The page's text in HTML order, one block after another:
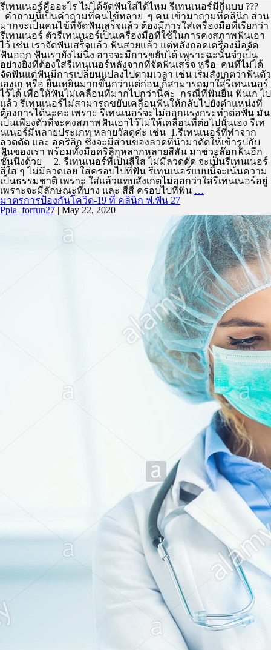
รีเทนเนอร์คืออะไร ไม่ได้จัดฟันใส่ได้ไหม รีเทนเนอร์มีกี่แบบ ???
คำถามนี้เป็นคำถามที่คนไข้หลาย ๆ คน เข้ามาถามที่คลินิก ส่วน
มากจะเป็นคนไข้ที่จัดฟันเสร็จแล้ว ต้องมีการใส่เครื่องมือที่เรียกว่า
รีเทนเนอร์ ตัวรีเทนเนอร์เป็นเครื่องมือที่ใช้ในการคงสภาพฟันเอา
ไว้ เช่น เราจัดฟันเสร็จแล้ว ฟันสวยแล้ว แต่หลังถอดเครื่องมือจัด
ฟันออก ฟันเรายังไม่นิ่ง อาจจะมีการขยับได้ เพราะฉะนั้นจำเป็น
อย่างยิ่งที่ต้องใส่รีเทนเนอร์หลังจากที่จัดฟันเสร็จ หรือ คนที่ไม่ได้
จัดฟันแต่ฟันมีการเปลี่ยนแปลงไปตามเวลา เช่น เริ่มสังเกตว่าฟันตัว
เองเก หรือ ยื่นเหยินมากขึ้นกว่าแต่ก่อน ก็สามารถมาใส่ีรีเทนเนอร์
ไว้ได้ เพื่อให้ฟันไม่เคลือนที่มากไปกว่านี้ค่ะ กรณีที่ฟันยื่น ฟันเก ไป
แล้ว รีเทนเนอร์ไม่สามารถขยับเคลื่อนฟันให้กลับไปยังตำแหน่งที่
ต้องการได้นะคะ เพราะ รีเทนเนอร์จะไม่ออกแรงกระทำต่อฟัน มัน
เป็นเพียงตัวที่จะคงสภาพฟันเอาไว้ไม่ให้เคลื่อนที่ต่อไปนั่นเอง รีเท
นเนอร์มีหลายประเภท หลายวัสดุค่ะ เช่น 1.รีเทนเนอร์ที่ทำจาก
ลวดดัด และ อคริลิก ซึ่งจะมีส่วนของลวดที่นำมาดัดให้เข้ารูปกับ
ฟันของเรา พร้อมทั้งมีอคริลิกหลากหลายสีสัน มาช่วยล๊อกฟันอีก
ชั้นนึงด้วย 2. รีเทนเนอร์ที่เป็นสีใส ไม่มีลวดดัด จะเป็นรีเทนเนอร์
สีใส ๆ ไม่มีลวดเลย ใส่ครอบไปที่ฟัน รีเทนเนอร์แบบนี้จะเน้นความ
เป็นธรรมชาติ เพราะ ใส่แล้วแทบสังเกตไม่ออกว่าใส่รีเทนเนอร์อยู่
เพราะจะมีลักษณะที่บาง และ สีสี ครอบไปที่ฟัน …
มาตรการป้องกันโควิด-19 ที่ คลินิก ฟ.ฟัน 27
Ppla_forfun27 | May 22, 2020